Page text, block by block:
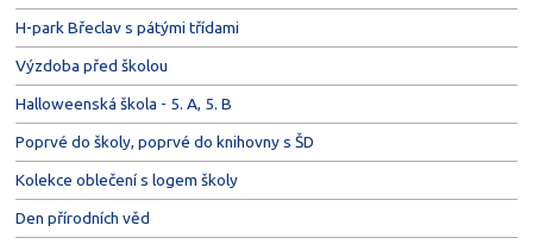
H-park Břeclav s pátými třídami
Výzdoba před školou
Halloweenská škola - 5. A, 5. B
Poprvé do školy, poprvé do knihovny s ŠD
Kolekce oblečení s logem školy
Den přírodních věd